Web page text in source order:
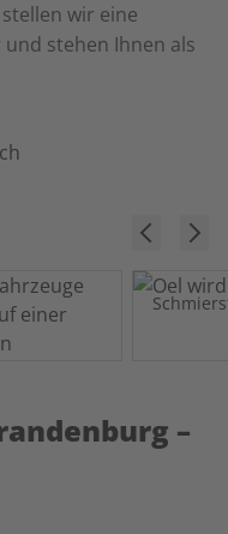
wir eine
und stehen Ihnen als
–